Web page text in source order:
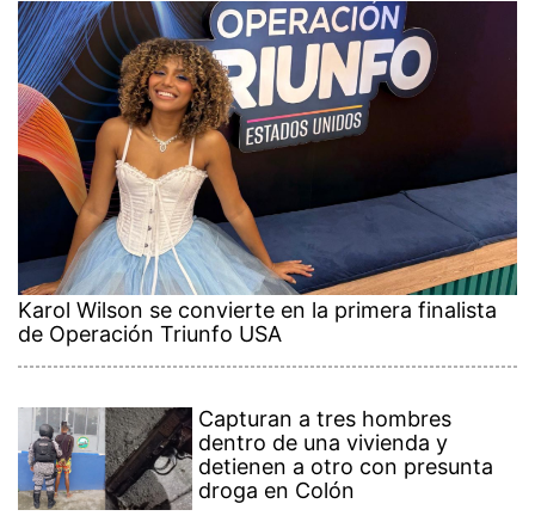
Karol Wilson se convierte en la primera finalista
de Operación Triunfo USA
Capturan a tres hombres
dentro de una vivienda y
detienen a otro con presunta
droga en Colón